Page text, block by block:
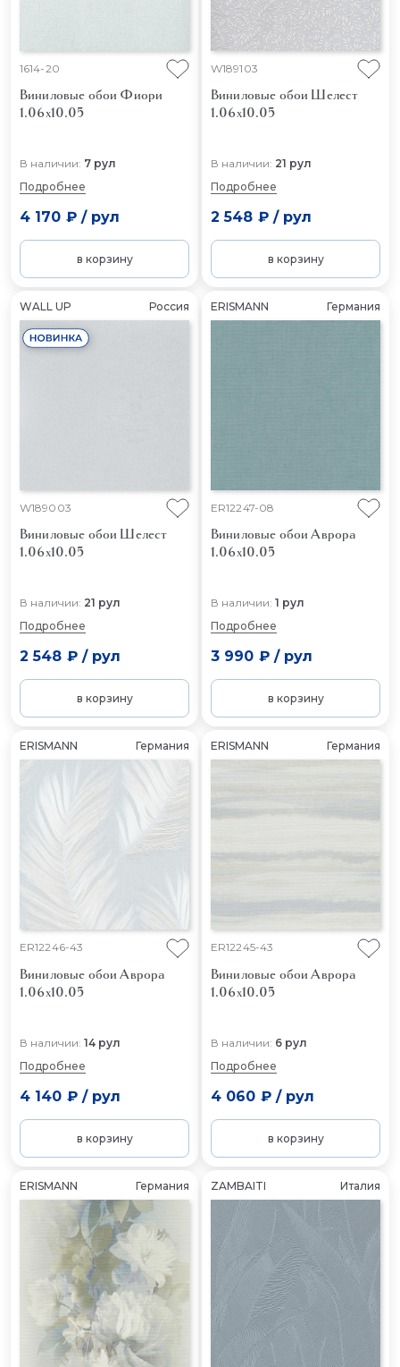
1614-20
Виниловые обои Фиори
1.06x10.05
В наличии: 7 рул
Подробнее
4 170 ₽/ рул
в корзину
W189103
Виниловые обои Шелест
1.06x10.05
В наличии: 21 рул
Подробнее
2 548 ₽/ рул
в корзину
WALL UP Россия
W189003
Виниловые обои Шелест
1.06x10.05
В наличии: 21 рул
Подробнее
2 548 ₽/ рул
в корзину
ERISMANN Германия
ER12247-08
Виниловые обои Аврора
1.06x10.05
В наличии: 1 рул
Подробнее
3 990 ₽/ рул
в корзину
ERISMANN Германия
ER12246-43
Виниловые обои Аврора
1.06x10.05
В наличии: 14 рул
Подробнее
4 140 ₽/ рул
в корзину
ERISMANN Германия
ER12245-43
Виниловые обои Аврора
1.06x10.05
В наличии: 6 рул
Подробнее
4 060 ₽/ рул
в корзину
ERISMANN Германия ZAMBAITI Италия